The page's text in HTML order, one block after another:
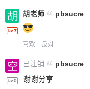
胡老师 @ pbsucre
喜欢 反对
已注销 @ pbsucre
谢谢分享